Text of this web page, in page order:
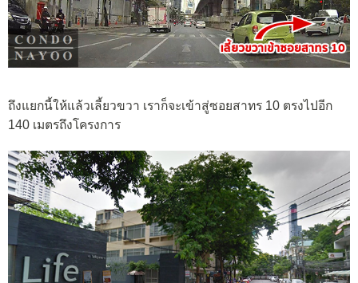
ถึงแยกนี้ให้แล้วเลี้ยวขวา เราก็จะเข้าสู่ซอยสาทร 10 ตรงไปอีก
140 เมตรถึงโครงการ